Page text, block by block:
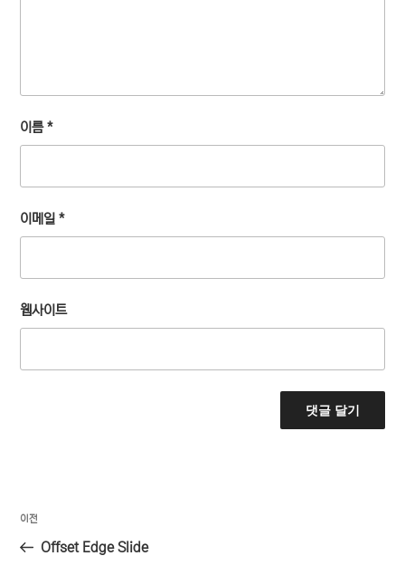
이름*
이메일*
웹사이트
글
색
이
전
이전
Offset Edge Slide